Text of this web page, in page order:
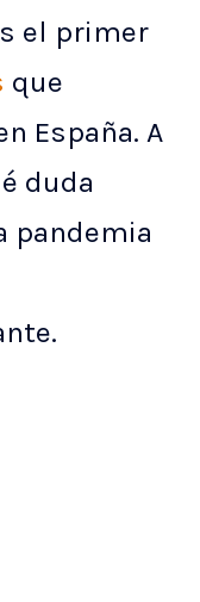
el primer
que
España. A
duda
pandemia